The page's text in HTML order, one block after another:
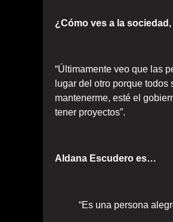
¿Cómo ves a la
“Últimamente veo que las
lugar del otro porque
mantenerme, esté el
tener proyectos”.
Aldana Escudero es…
“Es una persona